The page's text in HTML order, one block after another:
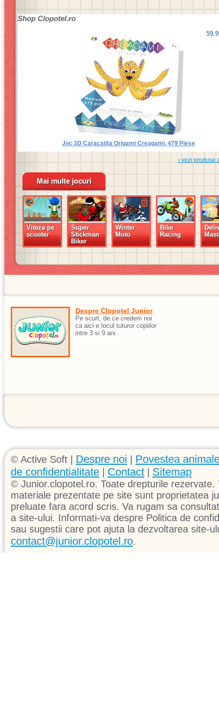
Shop Clopotel.ro
Joc 3D Caracatita Origami Creagami, 479 Piese
› vezi produse
Mai multe jocuri
Viteza pe
scooter
Super
Stickman
Biker
Winter
Moto
Bike
Racing
Despre Clopotel Junior
Pe scurt, de ce credem noi
ca aici e locul tuturor copiilor
intre 3 si 9 ani.
© Active Soft | Despre noi
Povestea
de confidentialitate
Contact Sitemap
© Junior.clopotel.ro. Toate drepturile
materiale prezentate pe site sunt proprietatea
preluate fara acord scris. Va rugam sa
a site-ului. Informati-va despre Politica de
sau sugestii care pot ajuta la dezvoltarea site-
contact@junior.clopotel.ro.